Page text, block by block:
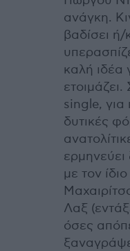
ανάγκη.
βαδίσει ή/
καλή ιδέα
single, για
δυτικές
με τον
Λαξ
όσες